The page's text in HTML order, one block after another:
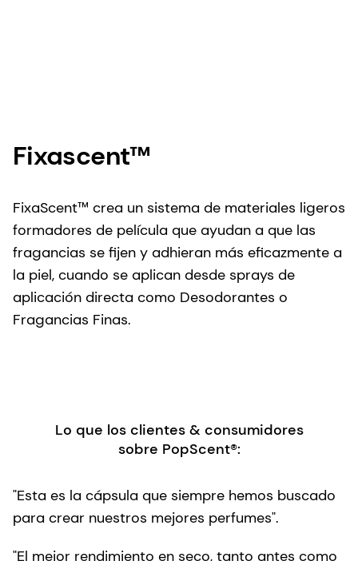
Fixascent™
FixaScent™ crea un sistema de materiales ligeros
formadores de película que ayudan a que las
fragancias se fijen y adhieran más eficazmente a
la piel, cuando se aplican desde sprays de
aplicación directa como Desodorantes o
Fragancias Finas.
Lo que los clientes & consumidores
sobre PopScent®:
"Esta es la cápsula que siempre hemos buscado
para crear nuestros mejores perfumes".
"El mejor rendimiento en seco, tanto antes como